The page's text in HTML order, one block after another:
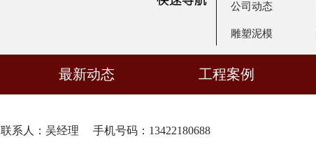
公司动态
雕塑泥模
最新动态 工程案例
联系人：吴经理 手机号码：13422180688